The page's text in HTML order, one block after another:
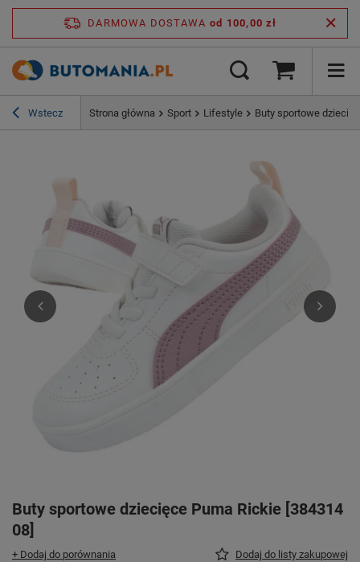
DARMOWA DOSTAWA od 100,00 zł
Wstecz Strona główna Sport Lifestyle Buty sportowe
Buty sportowe dziecięce Puma Rickie [384314
08]
+ Dodaj do porównania Dodaj do listy zakupowej